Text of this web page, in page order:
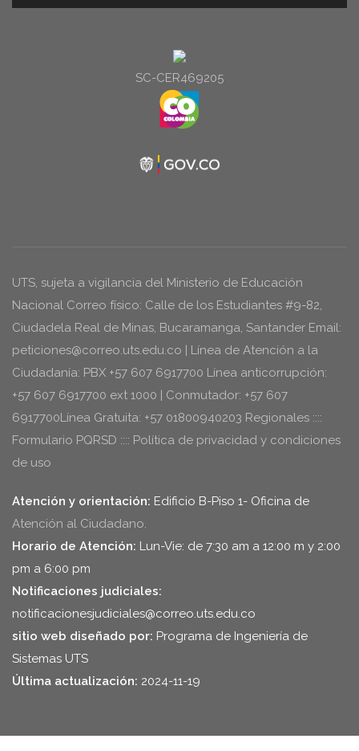
de
SC-CER469205
UTS, sujeta a vigilancia del Ministerio de Educación
Nacional Correo físico: Calle de los Estudiantes #9-82,
Ciudadela Real de Minas, Bucaramanga, Santander Email:
peticiones@correo.uts.edu.co | Línea de Atención a la
Ciudadanía: PBX +57 607 6917700 Línea anticorrupción:
+57 607 6917700 ext 1000 | Conmutador: +57 607
6917700Línea Gratuita: +57 01800940203 Regionales ::::
Formulario PQRSD :::: Política de privacidad y condiciones
de uso
Atención y orientación: Edificio B-Piso 1- Oficina de
Atención al Ciudadano.
Horario de Atención: Lun-Vie: de 7:30 am a 12:00 m y 2:00
pm a 6:00 pm
Notificaciones judiciales:
notificacionesjudiciales@correo.uts.edu.co
sitio web diseñado por: Programa de Ingeniería de
Sistemas UTS
Última actualización: 2024-11-19